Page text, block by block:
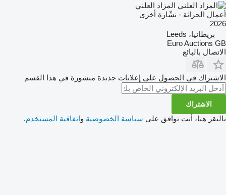
المزاد العلني
أعمال الحراثة - نشّارة أخرى
2026
بريطانيا، Leeds
Euro Auctions GB
الاتصال بالبائع
الاشتراك في الحصول على إعلانات جديدة منشورة في هذا القسم
الاشتراك
بالنقر هنا، أنت توافق على سياسة الخصوصية واتفاقية المستخدم.